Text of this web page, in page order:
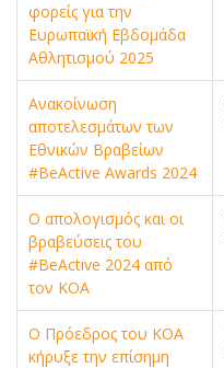
φορείς για την
Ευρωπαϊκή Εβδομάδα
Αθλητισμού 2025
Ανακοίνωση
αποτελεσμάτων των
Εθνικών Βραβείων
#BeActive Awards 2024
Ο απολογισμός και οι
βραβεύσεις του
#BeActive 2024 από
τον ΚΟΑ
Ο Πρόεδρος του ΚΟΑ
κήρυξε την επίσημη